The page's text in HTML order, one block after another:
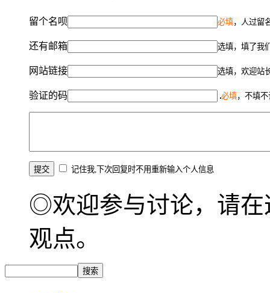
留个名呗 必填，人过留
还有邮箱 选填，填了我
网站链接 选填，欢迎站
验证的码 必填，不填
记住我,下次回复时不用重新输入个人信息
◎欢迎参与讨论，请在
观点。